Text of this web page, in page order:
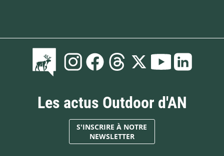
Les actus Outdoor d'AN
S'INSCRIRE À NOTRE
NEWSLETTER